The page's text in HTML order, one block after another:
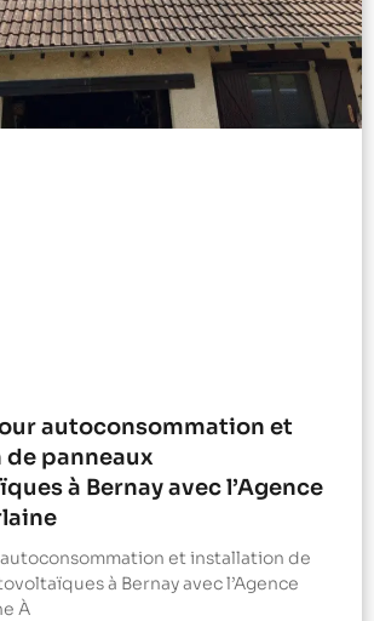
autoconsommation et
panneaux
à Bernay avec l’Agence
et installation de
à Bernay avec l’Agence
À